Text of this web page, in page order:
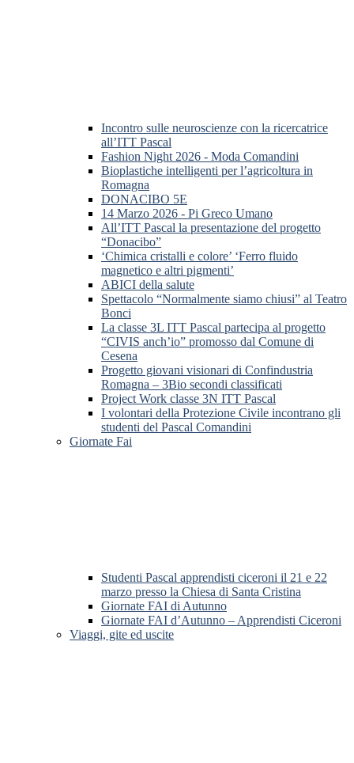
Incontro sulle neuroscienze con la ricercatrice
all’ITT Pascal
Fashion Night 2026 - Moda Comandini
Bioplastiche intelligenti per l’agricoltura in
Romagna
DONACIBO 5E
14 Marzo 2026 - Pi Greco Umano
All’ITT Pascal la presentazione del progetto
“Donacibo”
‘Chimica cristalli e colore’ ‘Ferro fluido
magnetico e altri pigmenti’
ABICI della salute
Spettacolo “Normalmente siamo chiusi” al Teatro
Bonci
La classe 3L ITT Pascal partecipa al progetto
“CIVIS anch’io” promosso dal Comune di
Cesena
Progetto giovani visionari di Confindustria
Romagna – 3Bio secondi classificati
Project Work classe 3N ITT Pascal
I volontari della Protezione Civile incontrano gli
studenti del Pascal Comandini
Giornate Fai
Studenti Pascal apprendisti ciceroni il 21 e 22
marzo presso la Chiesa di Santa Cristina
Giornate FAI di Autunno
Giornate FAI d’Autunno – Apprendisti Ciceroni
Viaggi, gite ed uscite